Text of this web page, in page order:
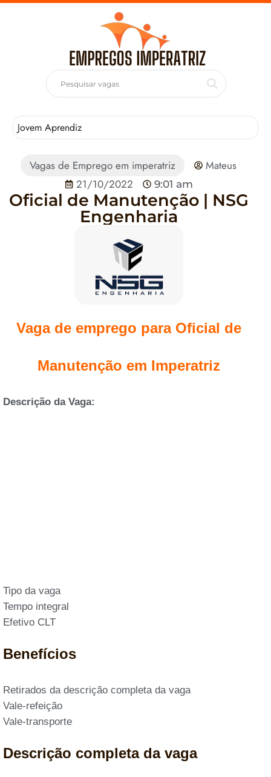
Jovem Aprendiz
Vagas de Emprego em imperatriz
Mateus
21/10/2022
9:01 am
Oficial de Manutenção | NSG
Engenharia
Vaga de emprego para Oficial de
Manutenção em Imperatriz
Descrição da Vaga:
Tipo da vaga
Tempo integral
Efetivo CLT
Benefícios
Retirados da descrição completa da vaga
Vale-refeição
Vale-transporte
Descrição completa da vaga